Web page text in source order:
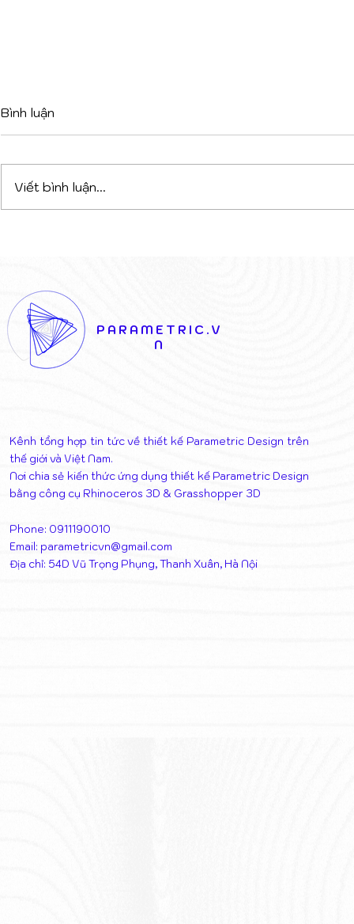
KẾT NỐI NGHỆ THUẬT VÀ
KIẾN TRÚC
Bình luận
Viết bình luận...
PARAMETRIC.V
N
Kênh tổng hợp tin tức về thiết kế Parametric Design trên
thế giới và Việt Nam.
Nơi chia sẻ kiến thức ứng dụng thiết kế Parametric Design
bằng công cụ Rhinoceros 3D & Grasshopper 3D
Phone: 0911190010
Email: parametricvn@gmail.com
Địa chỉ: 54D Vũ Trọng Phụng, Thanh Xuân, Hà Nội